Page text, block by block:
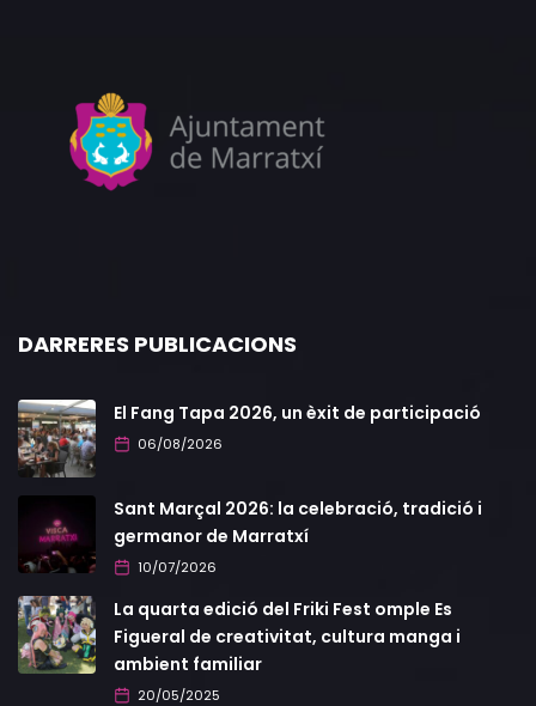
DARRERES PUBLICACIONS
El Fang Tapa 2026, un èxit de participació
06/08/2026
Sant Marçal 2026: la celebració, tradició i
germanor de Marratxí
10/07/2026
La quarta edició del Friki Fest omple Es
Figueral de creativitat, cultura manga i
ambient familiar
20/05/2025